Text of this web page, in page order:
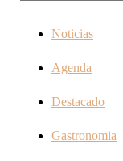
Noticias
Agenda
Destacado
Gastronomia